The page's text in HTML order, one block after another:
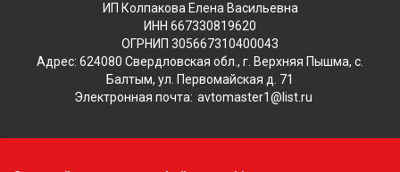
ИП Колпакова Елена Васильевна
ИНН 667330819620
ОГРНИП 305667310400043
Адрес: 624080 Свердловская обл., г. Верхняя Пышма, с.
Балтым, ул. Первомайская д. 71
Электронная почта: avtomaster1@list.ru